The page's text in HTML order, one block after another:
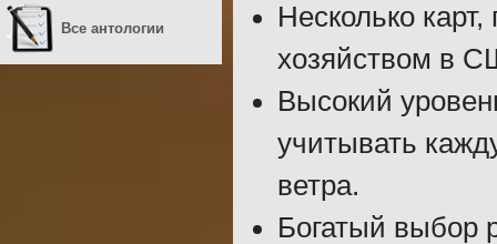
Несколько
хозяйством в
Высокий
учитывать
ветра.
Богатый выбор
Все антологии